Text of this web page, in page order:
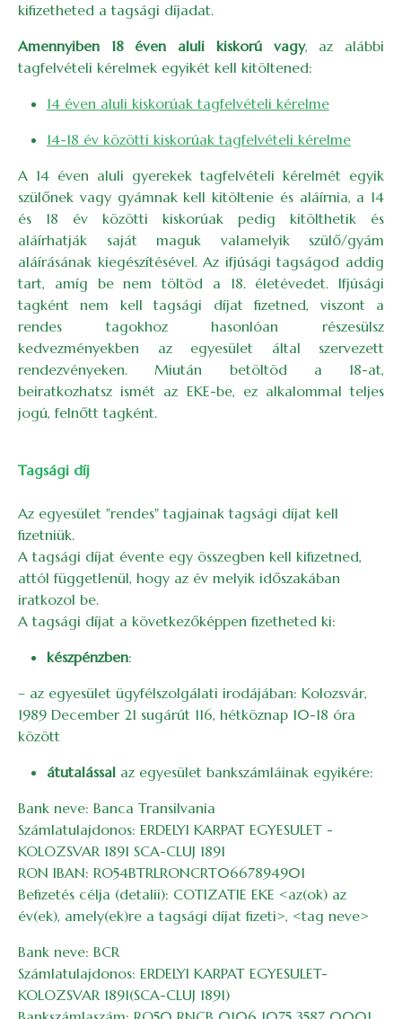
kifizetheted a tagsági díjadat.
Amennyiben 18 éven aluli kiskorú vagy, az alábbi
tagfelvételi kérelmek egyikét kell kitöltened:
14 éven aluli kiskorúak tagfelvételi kérelme
14-18 év közötti kiskorúak tagfelvételi kérelme
A 14 éven aluli gyerekek tagfelvételi kérelmét egyik
szülőnek vagy gyámnak kell kitöltenie és aláírnia, a 14
és 18 év közötti kiskorúak pedig kitölthetik és
aláírhatják saját maguk valamelyik szülő/gyám
aláírásának kiegészítésével. Az ifjúsági tagságod addig
tart, amíg be nem töltöd a 18. életévedet. Ifjúsági
tagként nem kell tagsági díjat fizetned, viszont a
rendes tagokhoz hasonlóan részesülsz
kedvezményekben az egyesület által szervezett
rendezvényeken. Miután betöltöd a 18-at,
beiratkozhatsz ismét az EKE-be, ez alkalommal teljes
jogú, felnőtt tagként.
Tagsági díj
Az egyesület "rendes" tagjainak tagsági díjat kell
fizetniük.
A tagsági díjat évente egy összegben kell kifizetned,
attól függetlenül, hogy az év melyik időszakában
iratkozol be.
A tagsági díjat a következőképpen fizetheted ki:
készpénzben:
– az egyesület ügyfélszolgálati irodájában: Kolozsvár,
1989 December 21 sugárút 116, hétköznap 10-18 óra
között
átutalással az egyesület bankszámláinak egyikére:
Bank neve: Banca Transilvania
Számlatulajdonos: ERDELYI KARPAT EGYESULET -
KOLOZSVAR 1891 SCA-CLUJ 1891
RON IBAN: RO54BTRLRONCRT0667894901
Befizetés célja (detalii): COTIZATIE EKE <az(ok) az
év(ek), amely(ek)re a tagsági díjat fizeti>, <tag neve>
Bank neve: BCR
Számlatulajdonos: ERDELYI KARPAT EGYESULET-
KOLOZSVAR 1891(SCA-CLUJ 1891)